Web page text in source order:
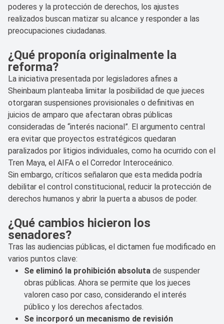
poderes y la protección de derechos, los ajustes
realizados buscan matizar su alcance y responder a las
preocupaciones ciudadanas.
¿Qué proponía originalmente la
reforma?
La iniciativa presentada por legisladores afines a
Sheinbaum planteaba limitar la posibilidad de que jueces
otorgaran suspensiones provisionales o definitivas en
juicios de amparo que afectaran obras públicas
consideradas de “interés nacional”. El argumento central
era evitar que proyectos estratégicos quedaran
paralizados por litigios individuales, como ha ocurrido con el
Tren Maya, el AIFA o el Corredor Interoceánico.
Sin embargo, críticos señalaron que esta medida podría
debilitar el control constitucional, reducir la protección de
derechos humanos y abrir la puerta a abusos de poder.
¿Qué cambios hicieron los
senadores?
Tras las audiencias públicas, el dictamen fue modificado en
varios puntos clave:
Se eliminó la prohibición absoluta de suspender
obras públicas. Ahora se permite que los jueces
valoren caso por caso, considerando el interés
público y los derechos afectados.
Se incorporó un mecanismo de revisión